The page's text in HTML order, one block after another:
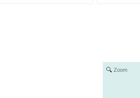
Zoom